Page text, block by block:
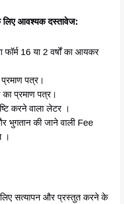
आवश्यक दस्तावेज:
16 या 2 वर्षों का आयकर
प्रमाण पत्र।
प्रमाण पत्र।
करने वाला लेटर ।
की जाने वाली Fee
।
सत्यापन और प्रस्तुत करने के